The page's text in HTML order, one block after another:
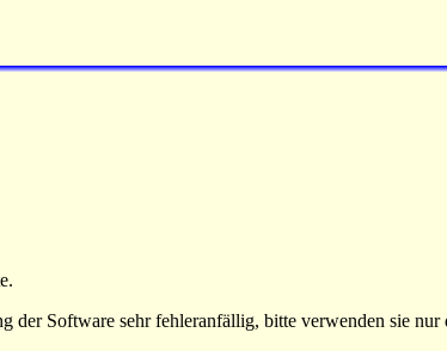
der Software sehr fehleranfällig, bitte verwenden sie nur